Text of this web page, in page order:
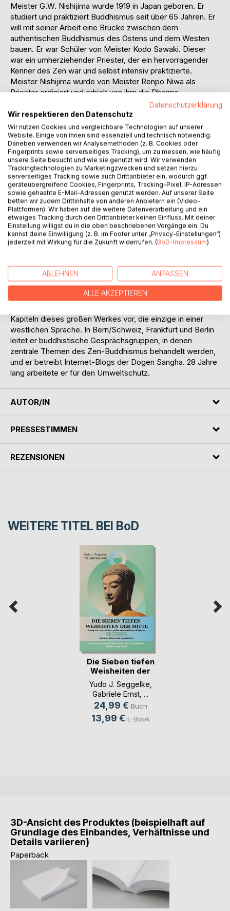
Meister G.W. Nishijima wurde 1919 in Japan geboren. Er
studiert und praktiziert Buddhismus seit über 65 Jahren. Er
will mit seiner Arbeit eine Brücke zwischen dem
authentischen Buddhismus des Ostens und dem Westen
bauen. Er war Schüler von Meister Kodo Sawaki. Dieser
war ein umherziehender Priester, der ein hervorragender
Kenner des Zen war und selbst intensiv praktizierte.
Meister Nishijima wurde von Meister Renpo Niwa als
Priester ordiniert und erhielt von ihm die Dharma-
Übertragung; später leitete dieser als Abt den
Zentraltempel des Soto-Buddhismus, Eheiji. Nishijima
Roshi hat viele Bücher über Buddhismus geschrieben,
sowohl in Japanisch als auch in Englisch, u.a. die weltweit
hochgeschätzte Übersetzung des Shobogenzo von
Meister Dogen. Er ist der wohl beste Kenner des
umfassenden Buddhismus von Dogen. Über einen
Zeitraum von mehr als 20 Jahren hat er in Japanisch und
Englisch viele Vorträge gehalten und Seminare sowie
Sesshins geleitet.
Prof. Dr. Yudo J. Seggelke ist Zen-Meister und Autor, er
studiert und praktiziert Buddhismus seit über 40 Jahren. Er
ist Dharma-Nachfolger von Nishijima Roshi und arbeitete
zusammen. Yudo J. Seggelke übersetzte unter anderem
zwei von Nishijima Roshis Büchern und hat acht Jahre an
der deutschen Übersetzung von Dogens Shobogenzo
mitgearbeitet: "Die Schatzkammer des wahren Dharma-
Kapiteln dieses großen Werkes vor, die einzige in einer
westlichen Sprache. In Bern/Schweiz, Frankfurt und Berlin
leitet er buddhistische Gesprächsgruppen, in denen
zentrale Themen des Zen-Buddhismus behandelt werden,
und er betreibt Internet-Blogs der Dogen Sangha. 28 Jahre
lang arbeitete er für den Umweltschutz.
AUTOR/IN
PRESSESTIMMEN
REZENSIONEN
WEITERE TITEL BEI BoD
Die Sieben tiefen
Weisheiten der
Mitte
Yudo J. Seggelke
Gabriele Ernst , ...
24,99 € Buch
13,99 € E-Book
3D-Ansicht des Produktes (beispielhaft auf
Grundlage des Einbandes, Verhältnisse und
Details variieren)
Paperback
Datenschutzerklärung
Wir respektieren den Datenschutz
Wir nutzen Cookies und vergleichbare Technologien auf unserer
Website. Einige von ihnen sind essenziell und technisch notwendig.
Daneben verwenden wir Analysemethoden (z. B. Cookies oder
Fingerprints sowie serverseitiges Tracking), um zu messen, wie häufig
unsere Seite besucht und wie sie genutzt wird. Wir verwenden
Trackingtechnologien zu Marketingzwecken und setzen hierzu
serverseitiges Tracking sowie auch Drittanbieter ein, wodurch ggf.
geräteübergreifend Cookies, Fingerprints, Tracking-Pixel, IP-Adressen
sowie gehashte E-Mail-Adressen genutzt werden. Auf unserer Seite
betten wir zudem Drittinhalte von anderen Anbietern ein (Video-
Plattformen). Wir haben auf die weitere Datenverarbeitung und ein
etwaiges Tracking durch den Drittanbieter keinen Einfluss. Mit deiner
Einstellung willigst du in die oben beschriebenen Vorgänge ein. Du
kannst deine Einwilligung (z. B. im Footer unter „Privacy-Einstellungen“)
jederzeit mit Wirkung für die Zukunft widerrufen. (BoD-Impressum)
ABLEHNEN ANPASSEN
ALLE AKZEPTIEREN